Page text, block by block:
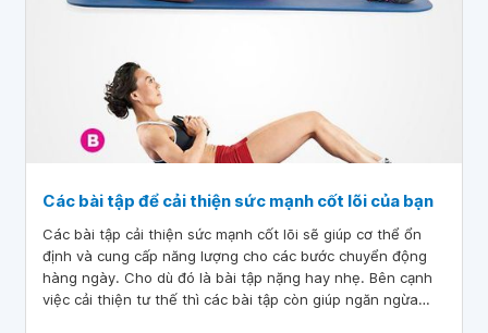
Các bài tập để cải thiện sức mạnh cốt lõi của bạn
Các bài tập cải thiện sức mạnh cốt lõi sẽ giúp cơ thể ổn
định và cung cấp năng lượng cho các bước chuyển động
hàng ngày. Cho dù đó là bài tập nặng hay nhẹ. Bên cạnh
việc cải thiện tư thế thì các bài tập còn giúp ngăn ngừa